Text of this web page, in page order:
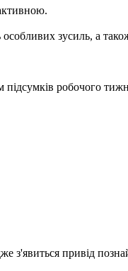
зусиль, а
робочого
з'явиться привід